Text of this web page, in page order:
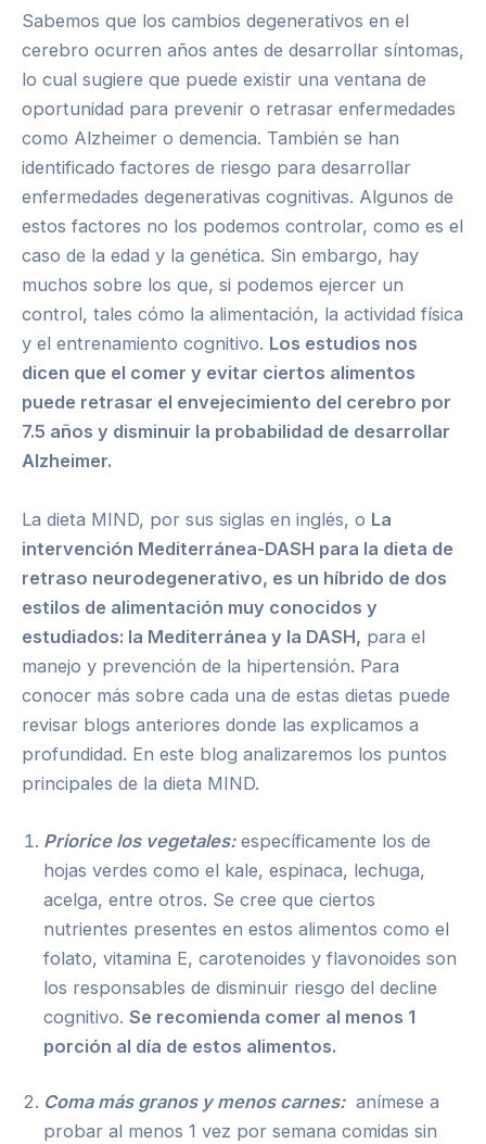
Sabemos que los cambios degenerativos en el
cerebro ocurren años antes de desarrollar síntomas,
lo cual sugiere que puede existir una ventana de
oportunidad para prevenir o retrasar enfermedades
como Alzheimer o demencia. También se han
identificado factores de riesgo para desarrollar
enfermedades degenerativas cognitivas. Algunos de
estos factores no los podemos controlar, como es el
caso de la edad y la genética. Sin embargo, hay
muchos sobre los que, si podemos ejercer un
control, tales cómo la alimentación, la actividad física
y el entrenamiento cognitivo. Los estudios nos
dicen que el comer y evitar ciertos alimentos
puede retrasar el envejecimiento del cerebro por
7.5 años y disminuir la probabilidad de desarrollar
Alzheimer.
La dieta MIND, por sus siglas en inglés, o La
intervención Mediterránea-DASH para la dieta de
retraso neurodegenerativo, es un híbrido de dos
estilos de alimentación muy conocidos y
estudiados: la Mediterránea y la DASH, para el
manejo y prevención de la hipertensión. Para
conocer más sobre cada una de estas dietas puede
revisar blogs anteriores donde las explicamos a
profundidad. En este blog analizaremos los puntos
principales de la dieta MIND.
Priorice los vegetales:específicamente los de
hojas verdes como el kale, espinaca, lechuga,
acelga, entre otros. Se cree que ciertos
nutrientes presentes en estos alimentos como el
folato, vitamina E, carotenoides y flavonoides son
los responsables de disminuir riesgo del decline
cognitivo. Se recomienda comer al menos 1
porción al día de estos alimentos.
Coma más granos y menos carnes:anímese a
probar al menos 1 vez por semana comidas sin